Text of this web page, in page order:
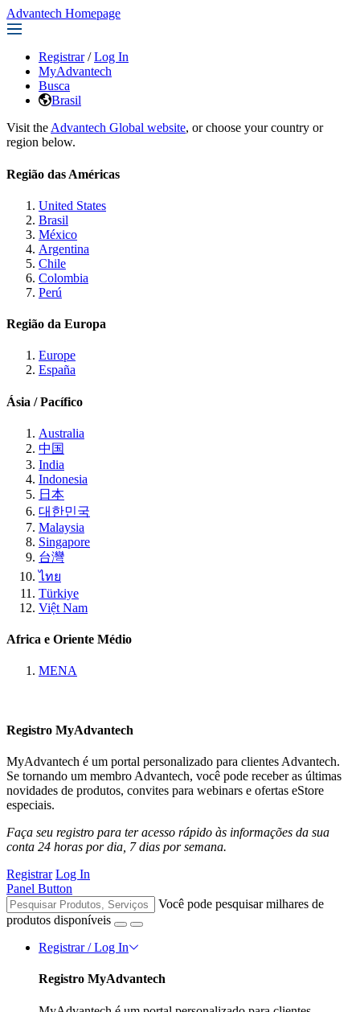
Advantech Homepage
Registrar / Log In
MyAdvantech
Busca
Brasil
Visit the Advantech Global website, or choose your country or
region below.
Região das Américas
United States
Brasil
México
Argentina
Chile
Colombia
Perú
Região da Europa
Europe
España
Ásia / Pacífico
Australia
中国
India
Indonesia
日本
대한민국
Malaysia
Singapore
台灣
ไทย
Türkiye
Việt Nam
Africa e Oriente Médio
MENA
Registro MyAdvantech
MyAdvantech é um portal personalizado para clientes Advantech.
Se tornando um membro Advantech, você pode receber as últimas
novidades de produtos, convites para webinars e ofertas eStore
especiais.
Faça seu registro para ter acesso rápido às informações da sua
conta 24 horas por dia, 7 dias por semana.
Registrar Log In
Panel Button
Você pode pesquisar milhares de
produtos disponíveis
Registrar / Log In
Registro MyAdvantech